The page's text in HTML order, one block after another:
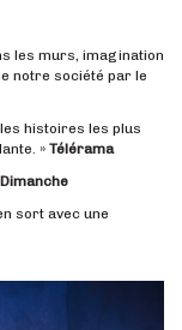
les murs, imagination
notre société par le
histoires les plus
» Télérama
sort avec une